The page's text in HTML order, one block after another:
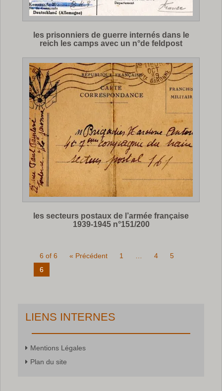
les prisonniers de guerre internés dans le
reich les camps avec un n°de feldpost
les secteurs postaux de l’armée française
1939-1945 n°151/200
6 of 6 « Précédent 1 4
5
6
LIENS INTERNES
Mentions Légales
Plan du site